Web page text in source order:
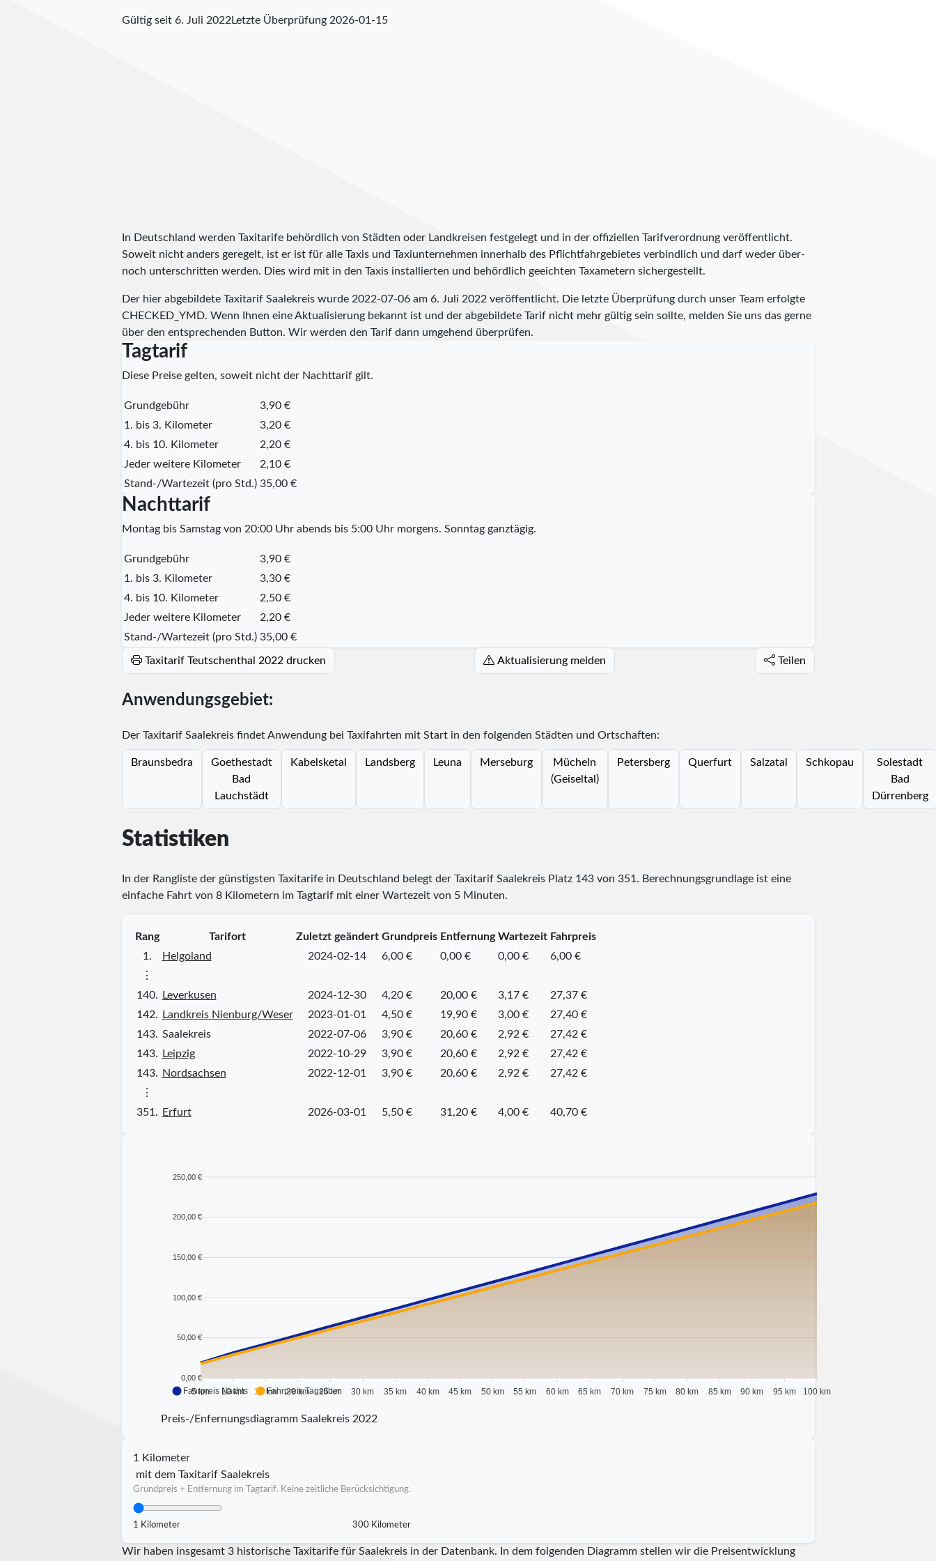
Gültig seit 6. Juli 2022 Letzte Überprüfung 2026-01-15
In Deutschland werden Taxitarife behördlich von Städten oder Landkreisen festgelegt und in der offiziellen Tarifverordnung veröffentlicht.
Soweit nicht anders geregelt, ist er ist für alle Taxis und Taxiunternehmen innerhalb des Pflichtfahrgebietes verbindlich und darf weder über-
noch unterschritten werden. Dies wird mit in den Taxis installierten und behördlich geeichten Taxametern sichergestellt.
Der hier abgebildete Taxitarif Saalekreis wurde 2022-07-06am 6. Juli 2022 veröffentlicht. Die letzte Überprüfung durch unser Team erfolgte
CHECKED_YMD. Wenn Ihnen eine Aktualisierung bekannt ist und der abgebildete Tarif nicht mehr gültig sein sollte, melden Sie uns das gerne
über den entsprechenden Button. Wir werden den Tarif dann umgehend überprüfen.
Tagtarif
Diese Preise gelten, soweit nicht der Nachttarif gilt.
Grundgebühr
3,90 €
1. bis 3. Kilometer
3,20 €
4. bis 10. Kilometer
2,20 €
Jeder weitere Kilometer
2,10 €
Stand-/Wartezeit (pro Std.) 35,00 €
Nachttarif
Montag bis Samstag von 20:00 Uhr abends bis 5:00 Uhr morgens. Sonntag ganztägig.
Grundgebühr
3,90 €
1. bis 3. Kilometer
3,30 €
4. bis 10. Kilometer
2,50 €
Jeder weitere Kilometer
2,20 €
Stand-/Wartezeit (pro Std.) 35,00 €
Taxitarif Teutschenthal 2022 drucken Aktualisierung melden Teilen
Anwendungsgebiet:
Der Taxitarif Saalekreis findet Anwendung bei Taxifahrten mit Start in den folgenden Städten und Ortschaften:
Braunsbedra
Goethestadt
Bad
Lauchstädt
Kabelsketal Landsberg Leuna Merseburg
Mücheln
(Geiseltal)
Petersberg Querfurt Salzatal Schkopau
Solestadt
Bad
Dürrenberg
Statistiken
In der Rangliste der günstigsten Taxitarife in Deutschland belegt der Taxitarif Saalekreis Platz 143von 351 . Berechnungsgrundlage ist eine
einfache Fahrt von 8 Kilometern im Tagtarif mit einer Wartezeit von 5 Minuten.
Rang Tarifort Zuletzt geändert Grundpreis Entfernung Wartezeit Fahrpreis
1.
Helgoland 2024-02-14 6,00 € 0,00 € 0,00 €
6,00 €
⋮
140.
Leverkusen 2024-12-30 4,20 € 20,00 € 3,17 €
27,37 €
142.
Landkreis Nienburg/Weser 2023-01-01 4,50 € 19,90 € 3,00 €
27,40 €
143. Saalekreis 2022-07-06 3,90 € 20,60 € 2,92 €
27,42 €
143.
Leipzig 2022-10-29 3,90 € 20,60 € 2,92 €
27,42 €
143. Nordsachsen 2022-12-01 3,90 € 20,60 € 2,92 €
27,42 €
⋮
351.
Erfurt 2026-03-01 5,50 € 31,20 € 4,00 € 40,70 €
250,00 €
200,00 €
150,00 €
100,00 €
50,00 €
0,00 €
5 km 10 km 15 km 20 km 25 km 30 km 35 km 40 km 45 km 50 km 55 km 60 km 65 km 70 km 75 km 80 km 85 km 90 km 95 km 100 km
Fahrpreis Nachts Fahrpreis Tagsüber
Preis-/Enfernungsdiagramm Saalekreis 2022
1 Kilometer
mit dem Taxitarif Saalekreis
Grundpreis + Entfernung im Tagtarif. Keine zeitliche Berücksichtigung.
1 Kilometer 300 Kilometer
Wir haben insgesamt 3 historische Taxitarife für Saalekreis in der Datenbank. In dem folgenden Diagramm stellen wir die Preisentwicklung